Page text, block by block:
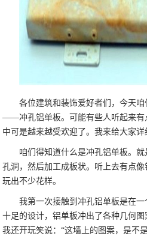
各位建筑和装饰爱好者们，今天
——冲孔铝单板。可能有些人听起来有
中可是越来越受欢迎了。我来给大家详
咱们得知道什么是冲孔铝单板。
孔洞，然后加工成板状。听上去有点
玩出不少花样。
我第一次接触到冲孔铝单板是在
十足的设计，铝单板冲出了各种几何
我还开玩笑说：“这墙上的图案，是不